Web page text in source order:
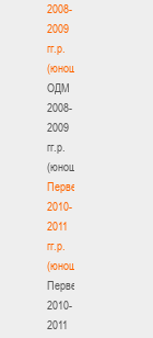
2008-
2009
гг.р.
(юноши)
ОДМ
2008-
2009
гг.р.
(юноши)
Первенство
2010-
2011
гг.р.
(юноши)
Первенство
2010-
2011